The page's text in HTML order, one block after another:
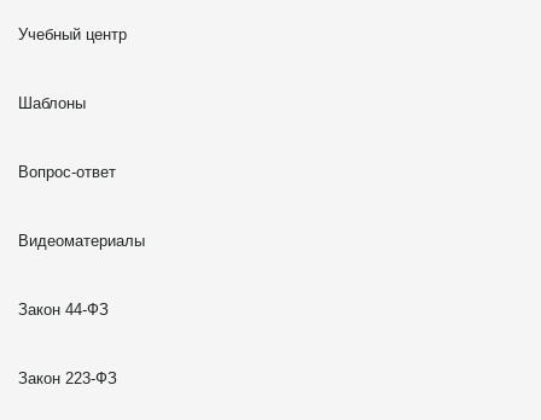
Учебный центр
Шаблоны
Вопрос-ответ
Видеоматериалы
Закон 44-ФЗ
Закон 223-ФЗ